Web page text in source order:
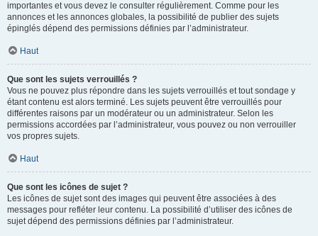
importantes et vous devez le consulter régulièrement. Comme pour les
annonces et les annonces globales, la possibilité de publier des sujets
épinglés dépend des permissions définies par l’administrateur.
Haut
Que sont les sujets verrouillés ?
Vous ne pouvez plus répondre dans les sujets verrouillés et tout sondage y
étant contenu est alors terminé. Les sujets peuvent être verrouillés pour
différentes raisons par un modérateur ou un administrateur. Selon les
permissions accordées par l’administrateur, vous pouvez ou non verrouiller
vos propres sujets.
Haut
Que sont les icônes de sujet ?
Les icônes de sujet sont des images qui peuvent être associées à des
messages pour refléter leur contenu. La possibilité d’utiliser des icônes de
sujet dépend des permissions définies par l’administrateur.